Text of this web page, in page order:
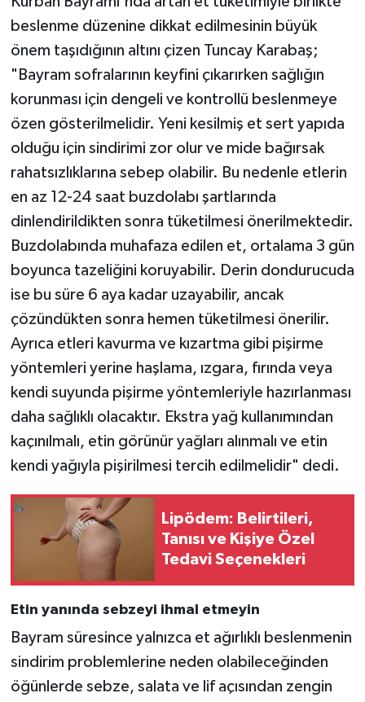
beslenme düzenine dikkat edilmesinin büyük
önem taşıdığının altını çizen Tuncay Karabaş;
"Bayram sofralarının keyfini çıkarırken sağlığın
korunması için dengeli ve kontrollü beslenmeye
özen gösterilmelidir. Yeni kesilmiş et sert yapıda
olduğu için sindirimi zor olur ve mide bağırsak
rahatsızlıklarına sebep olabilir. Bu nedenle etlerin
en az 12-24 saat buzdolabı şartlarında
dinlendirildikten sonra tüketilmesi önerilmektedir.
Buzdolabında muhafaza edilen et, ortalama 3 gün
boyunca tazeliğini koruyabilir. Derin dondurucuda
ise bu süre 6 aya kadar uzayabilir, ancak
çözündükten sonra hemen tüketilmesi önerilir.
Ayrıca etleri kavurma ve kızartma gibi pişirme
yöntemleri yerine haşlama, ızgara, fırında veya
kendi suyunda pişirme yöntemleriyle hazırlanması
daha sağlıklı olacaktır. Ekstra yağ kullanımından
kaçınılmalı, etin görünür yağları alınmalı ve etin
kendi yağıyla pişirilmesi tercih edilmelidir" dedi.
Lipödem: Belirtileri,
Tanısı ve Kişiye Özel
Tedavi Seçenekleri
Etin yanında sebzeyi ihmal etmeyin
Bayram süresince yalnızca et ağırlıklı beslenmenin
sindirim problemlerine neden olabileceğinden
öğünlerde sebze, salata ve lif açısından zengin